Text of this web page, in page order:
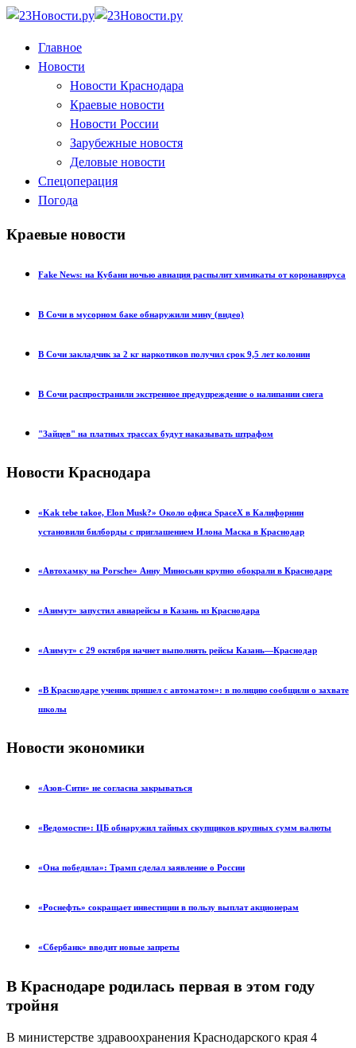
Главное
Новости
Новости Краснодара
Краевые новости
Новости России
Зарубежные новостя
Деловые новости
Спецоперация
Погода
Краевые новости
Fake News: на Кубани ночью авиация распылит химикаты от коронавируса
В Сочи в мусорном баке обнаружили мину (видео)
В Сочи закладчик за 2 кг наркотиков получил срок 9,5 лет колонии
В Сочи распространили экстренное предупреждение о налипании снега
"Зайцев" на платных трассах будут наказывать штрафом
Новости Краснодара
«Kak tebe takoe, Elon Musk?» Около офиса SpaceX в Калифорнии
установили билборды с приглашением Илона Маска в Краснодар
«Автохамку на Porsche» Анну Миносьян крупно обокрали в Краснодаре
«Азимут» запустил авиарейсы в Казань из Краснодара
«Азимут» с 29 октября начнет выполнять рейсы Казань—Краснодар
«В Краснодаре ученик пришел с автоматом»: в полицию сообщили о захвате
школы
Новости экономики
«Азов-Сити» не согласна закрываться
«Ведомости»: ЦБ обнаружил тайных скупщиков крупных сумм валюты
«Она победила»: Трамп сделал заявление о России
«Роснефть» сокращает инвестиции в пользу выплат акционерам
«Сбербанк» вводит новые запреты
В Краснодаре родилась первая в этом году
тройня
В министерстве здравоохранения Краснодарского края 4